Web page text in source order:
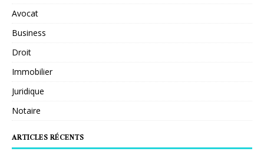
Avocat
Business
Droit
Immobilier
Juridique
Notaire
ARTICLES RÉCENTS